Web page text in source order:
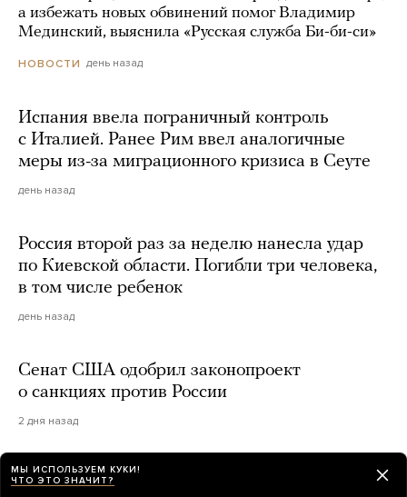
а избежать новых обвинений помог Владимир
Мединский, выяснила «Русская служба Би-би-си»
НОВОСТИ день назад
Испания ввела пограничный контроль
с Италией. Ранее Рим ввел аналогичные
меры из-за миграционного кризиса в Сеуте
день назад
Россия второй раз за неделю нанесла удар
по Киевской области. Погибли три человека,
в том числе ребенок
день назад
Сенат США одобрил законопроект
о санкциях против России
2 дня назад
The Atlantic: Маск не разрешает Украине
МЫ ИСПОЛЬЗУЕМ КУКИ!
ЧТО ЭТО ЗНАЧИТ?